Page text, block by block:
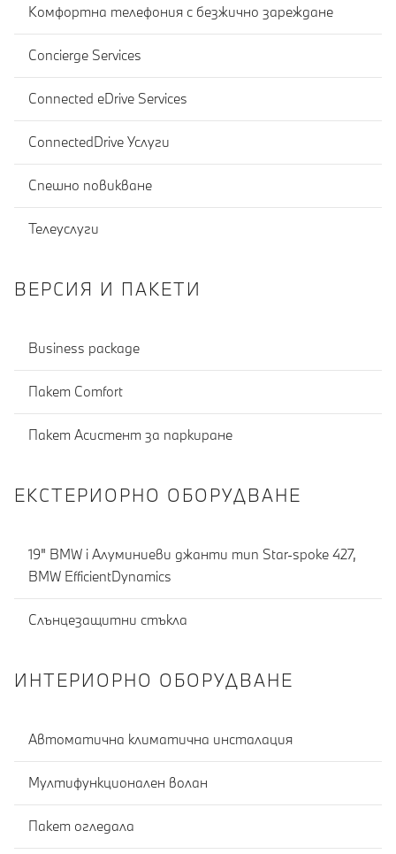
Комфортна телефония с безжично зареждане
Concierge Services
Connected eDrive Services
ConnectedDrive Услуги
Спешно повикване
Телеуслуги
ВЕРСИЯ И ПАКЕТИ
Business package
Пакет Comfort
Пакет Асистент за паркиране
ЕКСТЕРИОРНО ОБОРУДВАНЕ
19" BMW i Алуминиеви джанти тип Star-spoke 427,
BMW EfficientDynamics
Слънцезащитни стъкла
ИНТЕРИОРНО ОБОРУДВАНЕ
Автоматична климатична инсталация
Мултифункционален волан
Пакет огледала